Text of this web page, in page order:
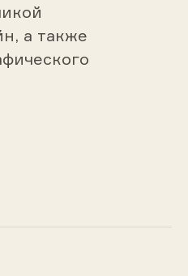
а также